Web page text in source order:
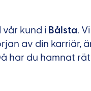
vår kund i Bålsta.
av din karriär,
har du hamnat